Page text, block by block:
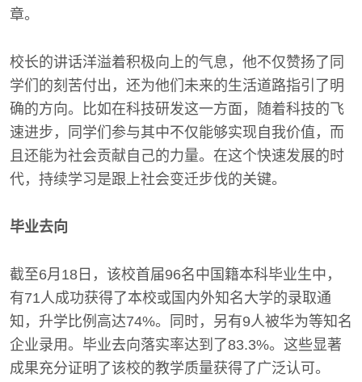
章。
校长的讲话洋溢着积极向上的气息，他不仅赞扬了同
学们的刻苦付出，还为他们未来的生活道路指引了明
确的方向。比如在科技研发这一方面，随着科技的飞
速进步，同学们参与其中不仅能够实现自我价值，而
且还能为社会贡献自己的力量。在这个快速发展的时
代，持续学习是跟上社会变迁步伐的关键。
毕业去向
截至6月18日，该校首届96名中国籍本科毕业生中，
有71人成功获得了本校或国内外知名大学的录取通
知，升学比例高达74%。同时，另有9人被华为等知名
企业录用。毕业去向落实率达到了83.3%。这些显著
成果充分证明了该校的教学质量获得了广泛认可。